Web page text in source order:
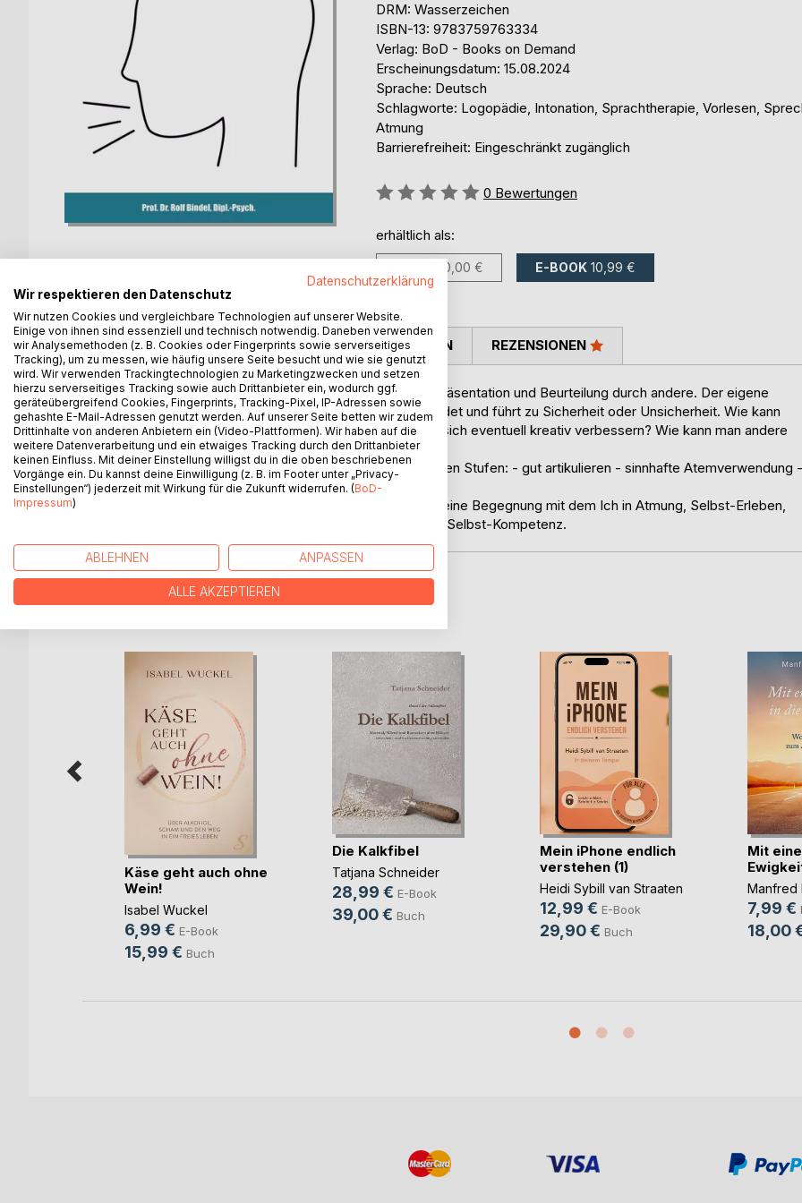
DRM: Wasserzeichen
ISBN-13: 9783759763334
Verlag: BoD - Books on Demand
Erscheinungsdatum: 15.08.2024
Sprache: Deutsch
Schlagworte: Logopädie, Intonation, Sprachtherapie, Vorlesen,
Atmung
Barrierefreiheit: Eingeschränkt zugänglich
Bewertung::
0 Bewertungen
erhältlich als:
20,00 € E-BOOK 10,99 €
BESCHREIBUNG
Ausdrucksvolles Sprechen ist wichtiger Teil der Selbst-Präsentation und Beurteilung durch andere. Der eigene
Sprech-Stil wird unbewusst erworben und intuitiv verwendet und führt zu Sicherheit oder Unsicherheit. Wie kann
man Stärken oder Schwächen beurteilen? Wie kann man sich eventuell kreativ verbessern? Wie kann man andere
instruieren und unterrichten?
Das ausführliche Übungs-Programm ist aufgebaut nach den Stufen: - gut artikulieren - sinnhafte Atemverwendung -
emotionaler Ausdruck - gesamt-körperlicher Ausdruck.
Der angebotene Weg zum ausdrucksvollen Sprechen ist eine Begegnung mit dem Ich in Atmung, Selbst-Erleben,
Imagination und Selbst-Ausdruck und führt zu Sozial- und Selbst-Kompetenz.
AUTOR/IN PRESSESTIMMEN REZENSIONEN
WEITERE TITEL BEIBoD
Käse geht auch ohne
Wein!
Isabel Wuckel
6,99 € E-Book
15,99 € Buch
Die Kalkfibel
Tatjana Schneider
28,99 € E-Book
39,00 € Buch
Mein iPhone endlich
verstehen (1)
Heidi Sybill van Straaten
12,99 € E-Book
29,90 € Buch
Mit
Manfred
7,99 €
18,00
Datenschutzerklärung
Wir respektieren den Datenschutz
Wir nutzen Cookies und vergleichbare Technologien auf unserer Website.
Einige von ihnen sind essenziell und technisch notwendig. Daneben verwenden
wir Analysemethoden (z. B. Cookies oder Fingerprints sowie serverseitiges
Tracking), um zu messen, wie häufig unsere Seite besucht und wie sie genutzt
wird. Wir verwenden Trackingtechnologien zu Marketingzwecken und setzen
hierzu serverseitiges Tracking sowie auch Drittanbieter ein, wodurch ggf.
geräteübergreifend Cookies, Fingerprints, Tracking-Pixel, IP-Adressen sowie
gehashte E-Mail-Adressen genutzt werden. Auf unserer Seite betten wir zudem
Drittinhalte von anderen Anbietern ein (Video-Plattformen). Wir haben auf die
weitere Datenverarbeitung und ein etwaiges Tracking durch den Drittanbieter
keinen Einfluss. Mit deiner Einstellung willigst du in die oben beschriebenen
Vorgänge ein. Du kannst deine Einwilligung (z. B. im Footer unter „Privacy-
Einstellungen“) jederzeit mit Wirkung für die Zukunft widerrufen. (BoD-
Impressum)
ABLEHNEN ANPASSEN
ALLE AKZEPTIEREN